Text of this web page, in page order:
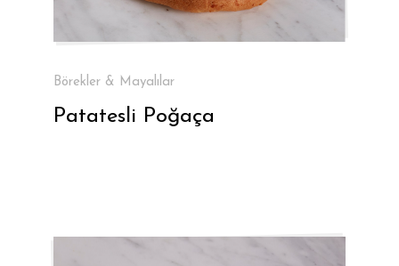
Börekler & Mayalılar
Patatesli Poğaça